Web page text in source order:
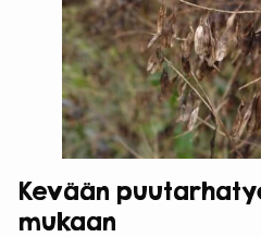
Kevään
mukaan